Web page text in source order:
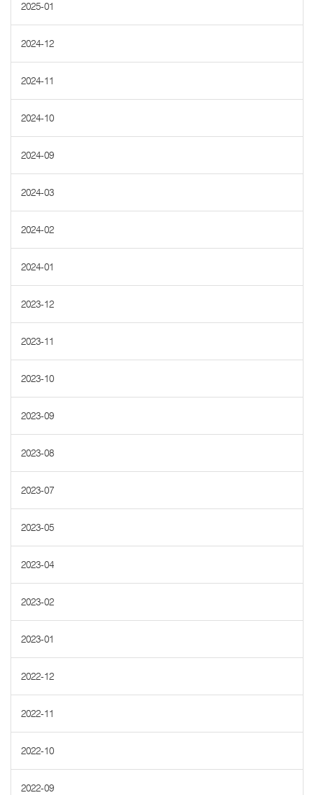
2025-01
2024-12
2024-11
2024-10
2024-09
2024-03
2024-02
2024-01
2023-12
2023-11
2023-10
2023-09
2023-08
2023-07
2023-05
2023-04
2023-02
2023-01
2022-12
2022-11
2022-10
2022-09